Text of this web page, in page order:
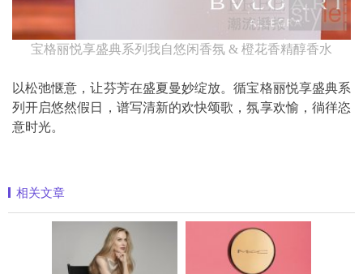
宝格丽悦享盛典系列我自悠闲香氛 & 橙花香精醇香水
以松弛惬意，让芬芳在盛夏曼妙绽放。循宝格丽悦享盛典系
列开启悠然假日，谱写清新的欢快颂歌，氛享欢愉，徜徉恣
意时光。
相关文章